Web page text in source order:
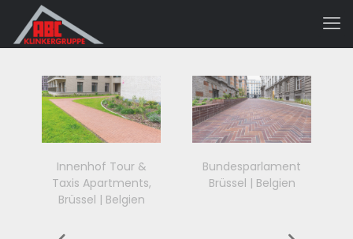
Innenhof Tour &
Taxis Apartments,
Brüssel | Belgien
Bundesparlament
Brüssel | Belgien